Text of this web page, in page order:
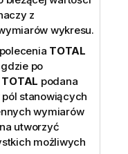
z
wykresu.
TOTAL
po
TOTAL podana
stanowiących
wymiarów
utworzyć
możliwych